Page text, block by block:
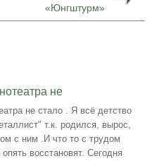
«Юнгштурм»
не
не стало . Я всё детство
т.к. родился, вырос,
с ним .И что то с трудом
восстановят. Сегодня